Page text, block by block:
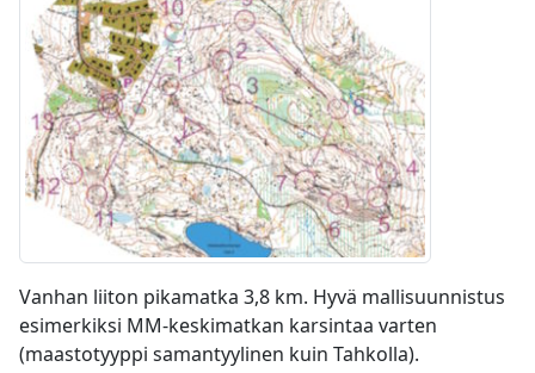
Vanhan liiton pikamatka 3,8 km. Hyvä mallisuunnistus
esimerkiksi MM-keskimatkan karsintaa varten
(maastotyyppi samantyylinen kuin Tahkolla).